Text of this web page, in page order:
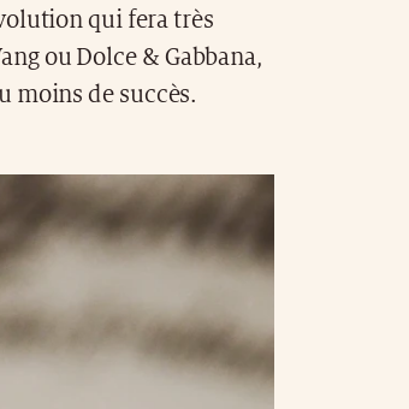
qui fera très
ou Dolce & Gabbana,
moins de succès.